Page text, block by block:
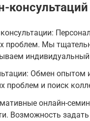
проблем. Мы
Обмен опытом
проблем и поиск
онлайн-
Возможность